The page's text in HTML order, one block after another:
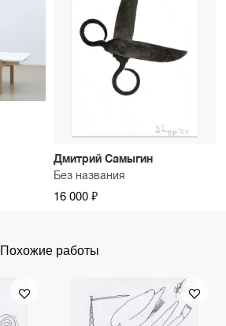
Дмитрий Самыгин
Без названия
16 000 ₽
Похожие работы